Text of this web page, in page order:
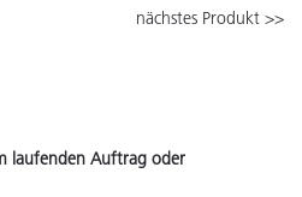
nächstes Produkt >>
laufenden Auftrag oder